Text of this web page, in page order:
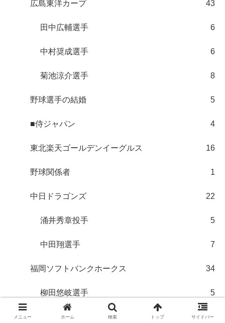
広島東洋カープ 43
田中広輔選手 6
中村奨成選手 6
菊池涼介選手 8
野球選手の結婚 5
■侍ジャパン 4
東北楽天ゴールデンイーグルス 16
野球関係者 1
中日ドラゴンズ 22
涌井秀章投手 5
中田翔選手 7
福岡ソフトバンクホークス 34
柳田悠岐選手 5
今宮健太選手 5
メニュー ホーム 検索 トップ サイドバー